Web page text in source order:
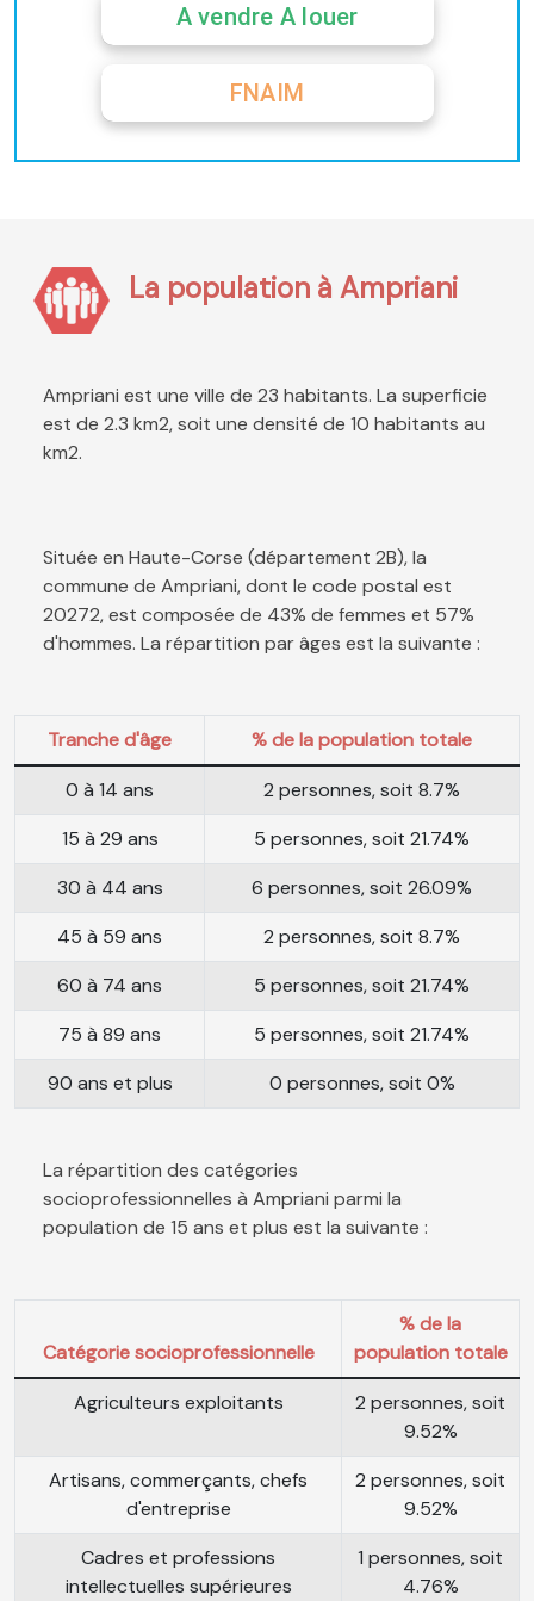
A vendre A louer
FNAIM
La population à Ampriani
Ampriani est une ville de 23 habitants. La superficie
est de 2.3 km2, soit une densité de 10 habitants au
km2.
Située en Haute-Corse (département 2B), la
commune de Ampriani, dont le code postal est
20272, est composée de 43% de femmes et 57%
d'hommes. La répartition par âges est la suivante :
Tranche d'âge
% de la population totale
0 à 14 ans
2 personnes, soit 8.7%
15 à 29 ans
5 personnes, soit 21.74%
30 à 44 ans
6 personnes, soit 26.09%
45 à 59 ans
2 personnes, soit 8.7%
60 à 74 ans
5 personnes, soit 21.74%
75 à 89 ans
5 personnes, soit 21.74%
90 ans et plus
0 personnes, soit 0%
La répartition des catégories
socioprofessionnelles à Ampriani parmi la
population de 15 ans et plus est la suivante :
Catégorie socioprofessionnelle
% de la
population totale
Agriculteurs exploitants
2 personnes, soit
9.52%
Artisans, commerçants, chefs
d'entreprise
2 personnes, soit
9.52%
Cadres et professions
intellectuelles supérieures
1 personnes, soit
4.76%